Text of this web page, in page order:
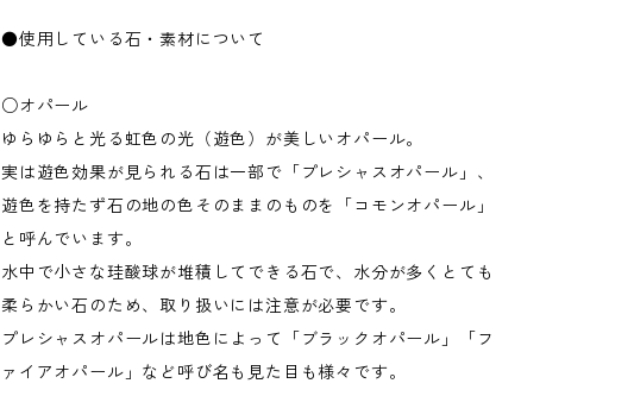
●使用している石・素材について
○オパール
ゆらゆらと光る虹色の光（遊色）が美しいオパール。
実は遊色効果が見られる石は一部で「プレシャスオパール」、
遊色を持たず石の地の色そのままのものを「コモンオパール」
と呼んでいます。
水中で小さな珪酸球が堆積してできる石で、水分が多くとても
柔らかい石のため、取り扱いには注意が必要です。
プレシャスオパールは地色によって「ブラックオパール」「フ
ァイアオパール」など呼び名も見た目も様々です。